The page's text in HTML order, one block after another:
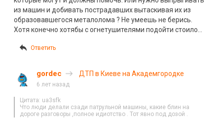
из машин и добивать пострадавших вытаскивая их из
образовавшегося металолома ? Не умеешь не берись.
Хотя конечно хотябы с огнетушителями подойти стоило…
Ответить
gordec ДТП в Киеве на Академгородке
6 лет назад
Цитата: ua3sfk
Что люди делали сзади патрульной машины, какие блин на
дороге разговоры ,полное идиотство . Тот явно под дозой .